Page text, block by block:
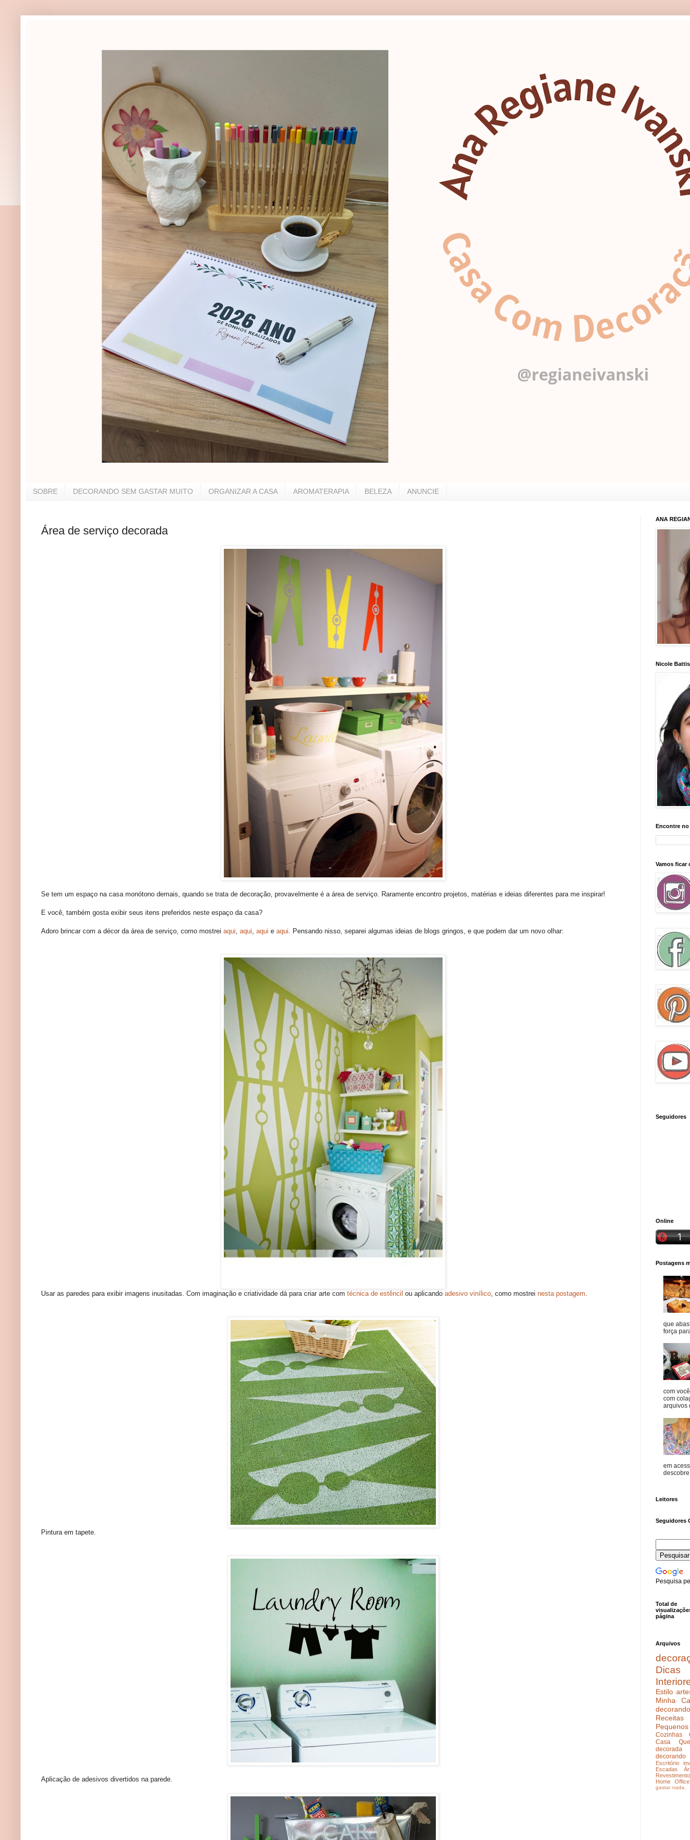
SOBRE DECORANDO SEM GASTAR MUITO ORGANIZAR A CASA AROMATERAPIA BELEZA ANUNCIE
Área de serviço decorada
Se tem um espaço na casa monótono demais, quando se trata de decoração, provavelmente é a área de serviço. Raramente encontro projetos, matérias e ideias diferentes para me inspirar!
E você, também gosta exibir seus itens preferidos neste espaço da casa?
Adoro brincar com a décor da área de serviço, como mostrei aqui, aqui, aqui e aqui. Pensando nisso, separei algumas ideias de blogs gringos, e que podem dar um novo olhar:
Usar as paredes para exibir imagens inusitadas. Com imaginação e criatividade dá para criar arte com técnica de estêncil ou aplicando adesivo vinílico, como mostrei nesta postagem.
Pintura em tapete.
Aplicação de adesivos divertidos na parede.
ANA
Nicole
Encontre no
Vamos ficar
Seguidores
Online
Postagens
que
força
com
com
arquivos
em
Leitores
Seguidores
Pesquisa
Total de
página
Arquivos
Dicas
Estilo
Minha
Receitas
Cozinhas
Casa
decorada
Escritório
Escadas
Revestimento
Home Office
gastar nada.